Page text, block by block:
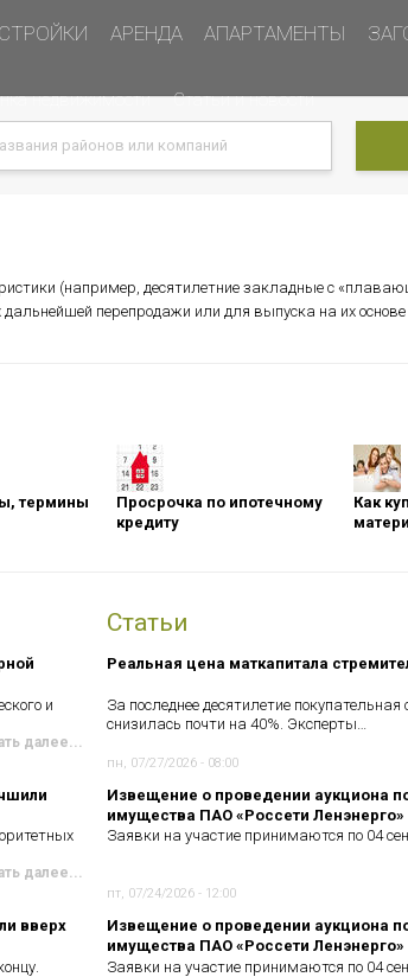
АРЕНДА АПАРТАМЕНТЫ
недвижимости Статьи и новости
(например, десятилетние закладные с
перепродажи или для выпуска на их основе
термины
Просрочка по ипотечному
кредиту
Как
и
далее...
далее...
вверх
Статьи
Реальная цена маткапитала
За последнее десятилетие покупательная
снизилась почти на 40%. Эксперты…
пн, 07/27/2026 - 08:00
Извещение о проведении аукциона
имущества ПАО «Россети Ленэнерго»
Заявки на участие принимаются по 04
пт, 07/24/2026 - 12:00
Извещение о проведении аукциона
имущества ПАО «Россети Ленэнерго»
Заявки на участие принимаются по 04